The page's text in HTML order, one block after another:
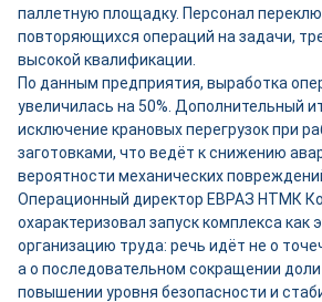
паллетную площадку. Персонал
повторяющихся операций на задачи,
высокой квалификации.
По данным предприятия, выработка
увеличилась на 50%. Дополнительный
исключение крановых перегрузок при
заготовками, что ведёт к снижению
вероятности механических
Операционный директор ЕВРАЗ НТМК
охарактеризовал запуск комплекса
организацию труда: речь идёт не о
а о последовательном сокращении
повышении уровня безопасности и